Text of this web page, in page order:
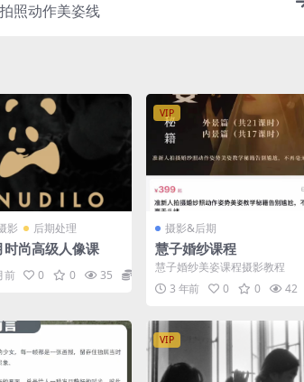
照动作美姿线
影 后期处理
时尚高级人像课
前 0 0 35 6.66
VIP
摄影&后期
慧子婚纱课程
慧子婚纱美姿课程摄影教程
3 年前
0 0 42
VIP